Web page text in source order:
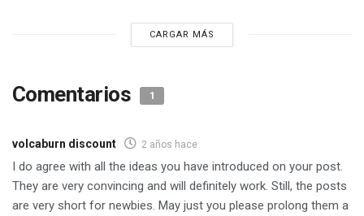
CARGAR MÁS
Comentarios 1
volcaburn discount 2 años hace
I do agree with all the ideas you have introduced on your post.
They are very convincing and will definitely work. Still, the posts
are very short for newbies. May just you please prolong them a